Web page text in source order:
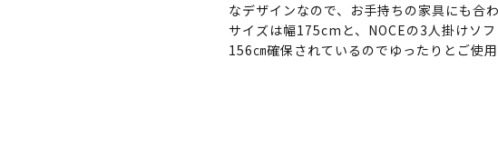
なデザインなので、お手持ちの家具にも合
サイズは幅175cmと、NOCEの3人掛けソ
156㎝確保されているのでゆったりとご使用